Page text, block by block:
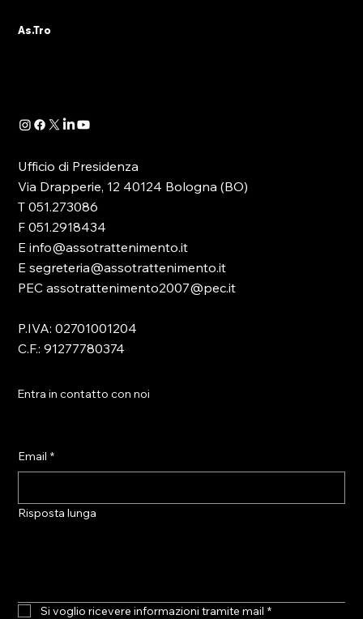
As.Tro
Ufficio di Presidenza
Via Drapperie, 12 40124 Bologna (BO)
T 051.273086
F 051.2918434
E info@assotrattenimento.it
E segreteria@assotrattenimento.it
PEC assotrattenimento2007@pec.it
P.IVA: 02701001204
C.F.: 91277780374
Entra in contatto con noi
Email *
Risposta lunga
Si voglio ricevere informazioni tramite mail *